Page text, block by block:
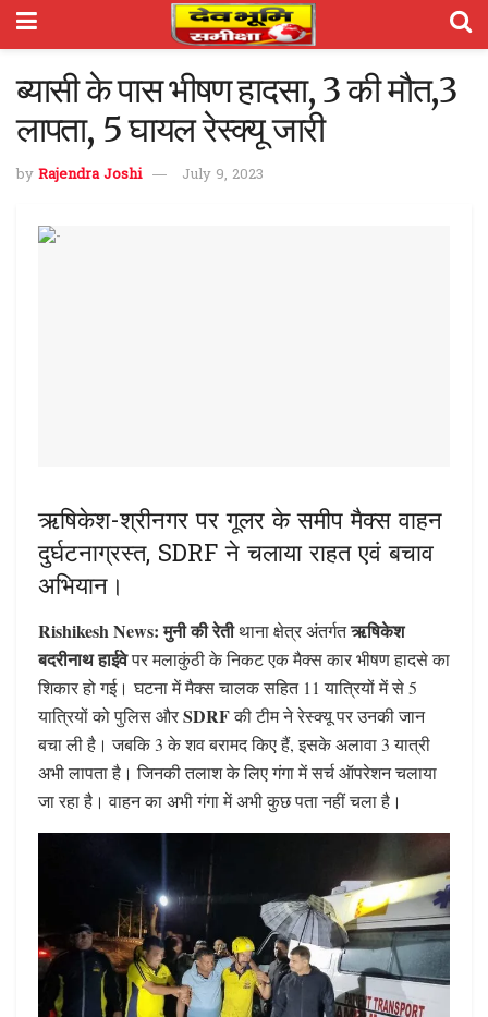
ब्यासी के पास भीषण हादसा, 3 की मौत,3
लापता, 5 घायल रेस्क्यू जारी
by Rajendra Joshi July 9, 2023
ऋषिकेश-श्रीनगर पर गूलर के समीप मैक्स वाहन
दुर्घटनाग्रस्त, SDRF ने चलाया राहत एवं बचाव
अभियान।
Rishikesh News: मुनी की रेतीथाना क्षेत्र अंतर्गतऋषिकेश
बदरीनाथ हाईवेपर मलाकुंठी के निकट एक मैक्स कार भीषण हादसे का
शिकार हो गई। घटना में मैक्स चालक सहित 11 यात्रियों में से 5
यात्रियों को पुलिस औरSDRFकी टीम ने रेस्क्यू पर उनकी जान
बचा ली है। जबकि 3 के शव बरामद किए हैं, इसके अलावा 3 यात्री
अभी लापता है। जिनकी तलाश के लिए गंगा में सर्च ऑपरेशन चलाया
जा रहा है। वाहन का अभी गंगा में अभी कुछ पता नहीं चला है।